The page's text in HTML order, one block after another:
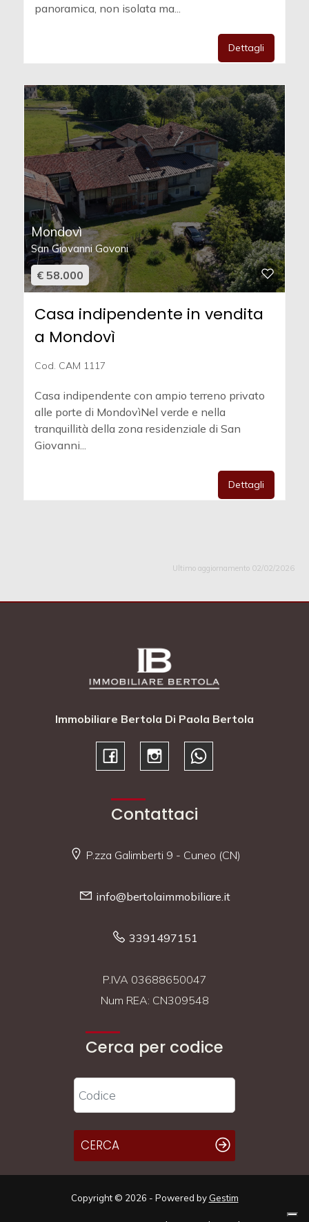
panoramica, non isolata ma...
Dettagli
Mondovì
San Giovanni Govoni
€ 58.000
Casa indipendente in vendita
a Mondovì
Cod. CAM 1117
Casa indipendente con ampio terreno privato
alle porte di MondovìNel verde e nella
tranquillità della zona residenziale di San
Giovanni...
Dettagli
Ultimo aggiornamento 02/02/2026
Immobiliare Bertola Di Paola Bertola
Contattaci
P.zza Galimberti 9 - Cuneo (CN)
info@bertolaimmobiliare.it
3391497151
P.IVA 03688650047
Num REA: CN309548
Cerca per codice
CERCA
Copyright © 2026 - Powered by Gestim